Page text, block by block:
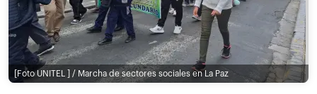
[Foto UNITEL ] / Marcha de sectores sociales en La Paz